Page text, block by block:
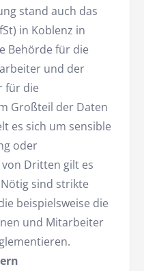
stand auch das
in Koblenz in
Behörde für die
und der
für die
Großteil der Daten
es sich um sensible
oder
Dritten gilt es
sind strikte
beispielsweise die
und Mitarbeiter